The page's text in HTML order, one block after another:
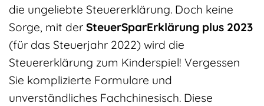
die ungeliebte Steuererklärung. Doch keine
Sorge, mit der SteuerSparErklärung plus 2023
(für das Steuerjahr 2022) wird die
Steuererklärung zum Kinderspiel! Vergessen
Sie komplizierte Formulare und
unverständliches Fachchinesisch. Diese